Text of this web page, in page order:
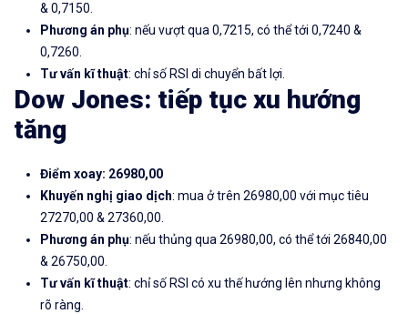
& 0,7150.
Phương án phụ: nếu vượt qua 0,7215, có thể tới 0,7240 &
0,7260.
Tư vấn kĩ thuật: chỉ số RSI di chuyển bất lợi.
Dow Jones: tiếp tục xu hướng
tăng
Điểm xoay: 26980,00
Khuyến nghị giao dịch: mua ở trên 26980,00 với mục tiêu
27270,00 & 27360,00.
Phương án phụ: nếu thủng qua 26980,00, có thể tới 26840,00
& 26750,00.
Tư vấn kĩ thuật: chỉ số RSI có xu thế hướng lên nhưng không
rõ ràng.